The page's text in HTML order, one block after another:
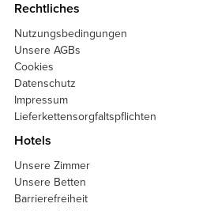
Rechtliches
Nutzungsbedingungen
Unsere AGBs
Cookies
Datenschutz
Impressum
Lieferkettensorgfaltspflichten
Hotels
Unsere Zimmer
Unsere Betten
Barrierefreiheit